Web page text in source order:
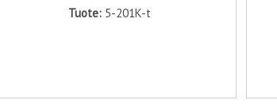
Tuote: 5-201K-t